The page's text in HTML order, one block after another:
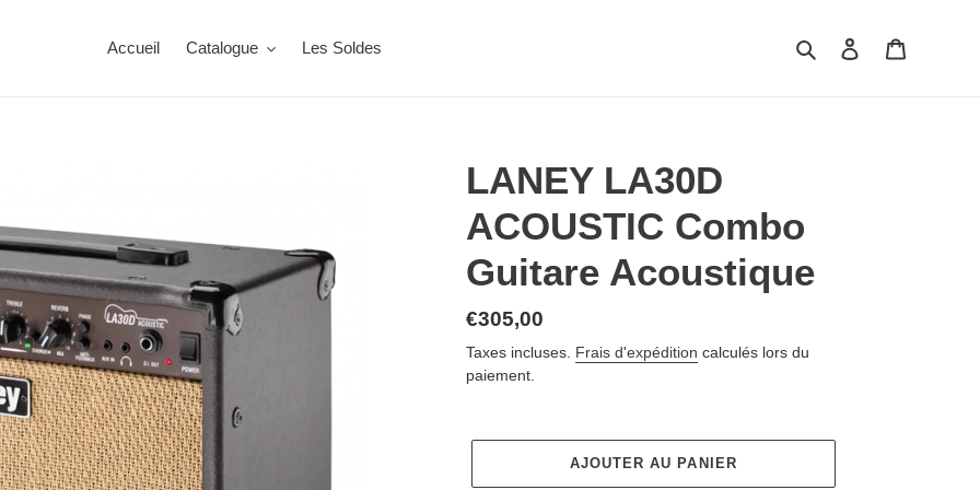
Accueil Catalogue Les Soldes RechercherSe connecter
LANEY LA30D
ACOUSTIC Combo
Guitare Acoustique
Prix
normal
€305,00
Taxes incluses. Frais d'expédition calculés lors du
paiement.
AJOUTER AU PANIER